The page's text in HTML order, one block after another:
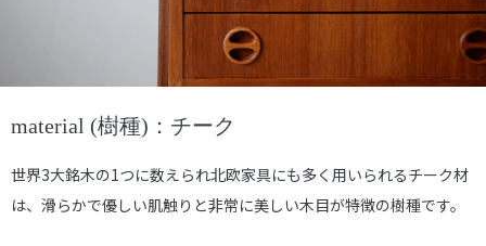
material (樹種)：チーク
世界3大銘木の1つに数えられ北欧家具にも多く用いられるチーク材
は、滑らかで優しい肌触りと非常に美しい木目が特徴の樹種です。